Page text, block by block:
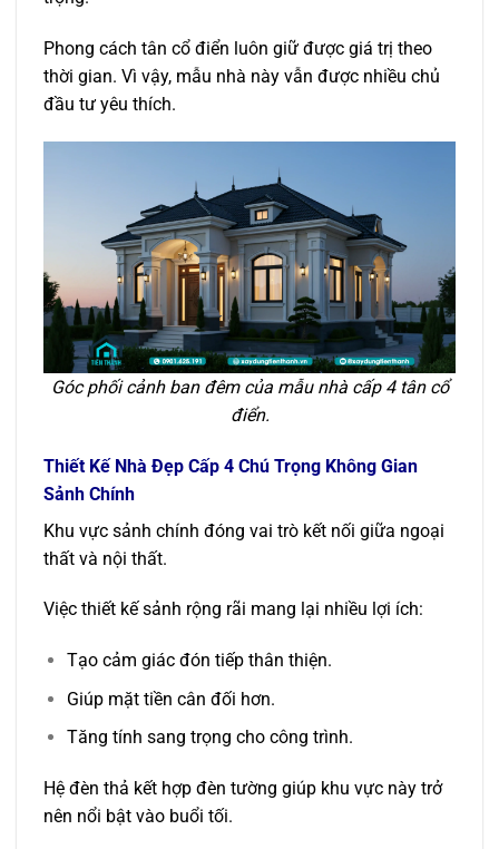
Phong cách tân cổ điển luôn giữ được giá trị theo
thời gian. Vì vậy, mẫu nhà này vẫn được nhiều chủ
đầu tư yêu thích.
Góc phối cảnh ban đêm của mẫu nhà cấp 4 tân cổ
điển.
Thiết Kế Nhà Đẹp Cấp 4 Chú Trọng Không Gian
Sảnh Chính
Khu vực sảnh chính đóng vai trò kết nối giữa ngoại
thất và nội thất.
Việc thiết kế sảnh rộng rãi mang lại nhiều lợi ích:
Tạo cảm giác đón tiếp thân thiện.
Giúp mặt tiền cân đối hơn.
Tăng tính sang trọng cho công trình.
Hệ đèn thả kết hợp đèn tường giúp khu vực này trở
nên nổi bật vào buổi tối.